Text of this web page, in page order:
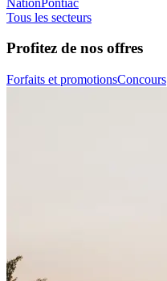
Tous les secteurs
Profitez de nos offres
Forfaits et promotionsConcours